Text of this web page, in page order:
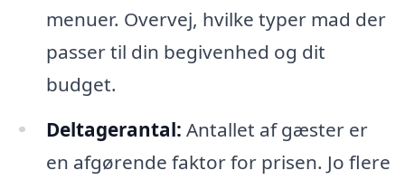
menuer. Overvej, hvilke typer mad der
passer til din begivenhed og dit
budget.
Deltagerantal: Antallet af gæster er
en afgørende faktor for prisen. Jo flere